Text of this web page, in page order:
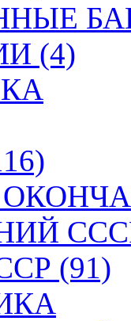
(4)
(91)